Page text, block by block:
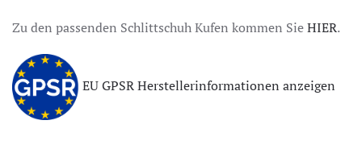
Zu den passenden Schlittschuh Kufen kommen SieHIER.
EU GPSR Herstellerinformationen anzeigen